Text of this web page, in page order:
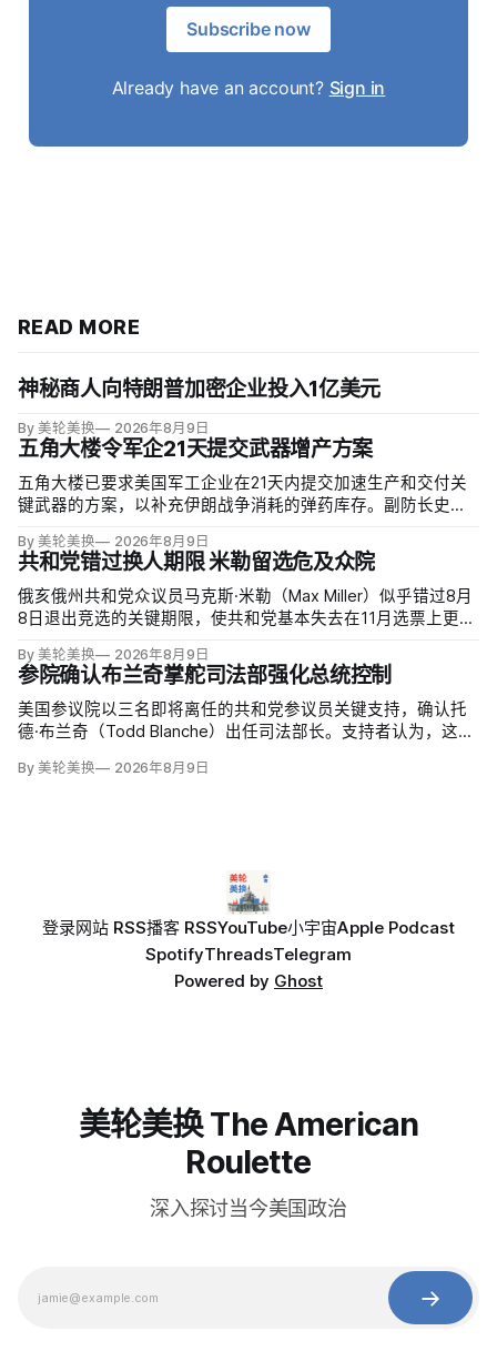
Subscribe now
Already have an account? Sign in
READ MORE
神秘商人向特朗普加密企业投入1亿美元
By 美轮美换 2026年8月9日
五角大楼令军企21天提交武器增产方案
五角大楼已要求美国军工企业在21天内提交加速生产和交付关
键武器的方案，以补充伊朗战争消耗的弹药库存。副防长史蒂
可接受，必须立即扩大产能；
By 美轮美换 2026年8月9日
共和党错过换人期限 米勒留选危及众院
俄亥俄州共和党众议员马克斯·米勒（Max Miller）似乎错过8月
8日退出竞选的关键期限，使共和党基本失去在11月选票上更换
Moreno）指控家暴并予以否认，众院道德委员会同时调查他是
否涉及家庭暴力、虐待或非法用药。
By 美轮美换 2026年8月9日
参院确认布兰奇掌舵司法部强化总统控制
美国参议院以三名即将离任的共和党参议员关键支持，确认托
德·布兰奇（Todd Blanche）出任司法部长。支持者认为，这位
冲动；
By 美轮美换 2026年8月9日
登录网站 RSS播客 RSSYouTube小宇宙Apple Podcast
SpotifyThreadsTelegram
Powered by Ghost
美轮美换 The American
Roulette
深入探讨当今美国政治